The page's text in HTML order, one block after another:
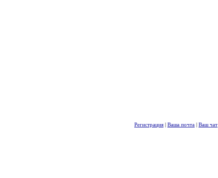
Регистрация | Ваша почта | Ваш чат